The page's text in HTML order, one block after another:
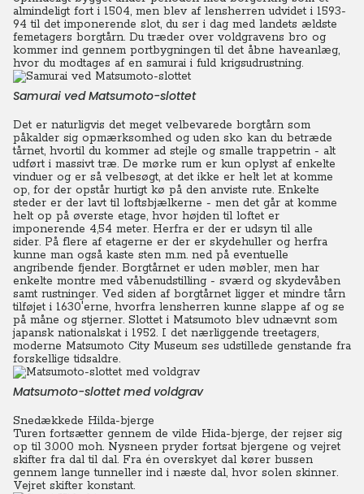
almindeligt fort i 1504, men blev af lensherren udvidet i 1593-
94 til det imponerende slot, du ser i dag med landets ældste
femetagers borgtårn. Du træder over voldgravens bro og
kommer ind gennem portbygningen til det åbne haveanlæg,
hvor du modtages af en samurai i fuld krigsudrustning.
Samurai ved Matsumoto-slottet
Det er naturligvis det meget velbevarede borgtårn som
påkalder sig opmærksomhed og uden sko kan du betræde
tårnet, hvortil du kommer ad stejle og smalle trappetrin - alt
udført i massivt træ. De mørke rum er kun oplyst af enkelte
vinduer og er så velbesøgt, at det ikke er helt let at komme
op, for der opstår hurtigt kø på den anviste rute. Enkelte
steder er der lavt til loftsbjælkerne - men det går at komme
helt op på øverste etage, hvor højden til loftet er
imponerende 4,54 meter. Herfra er der er udsyn til alle
sider. På flere af etagerne er der er skydehuller og herfra
kunne man også kaste sten m.m. ned på eventuelle
angribende fjender. Borgtårnet er uden møbler, men har
enkelte montre med våbenudstilling - sværd og skydevåben
samt rustninger. Ved siden af borgtårnet ligger et mindre tårn
tilføjet i 1630'erne, hvorfra lensherren kunne slappe af og se
på måne og stjerner. Slottet i Matsumoto blev udnævnt som
japansk nationalskat i 1952. I det nærliggende treetagers,
moderne Matsumoto City Museum ses udstillede genstande fra
forskellige tidsaldre.
Matsumoto-slottet med voldgrav
Snedækkede Hilda-bjerge
Turen fortsætter gennem de vilde Hida-bjerge, der rejser sig
op til 3.000 moh. Nysneen pryder fortsat bjergene og vejret
skifter fra dal til dal. Fra én overskyet dal kører bussen
gennem lange tunneller ind i næste dal, hvor solen skinner.
Vejret skifter konstant.